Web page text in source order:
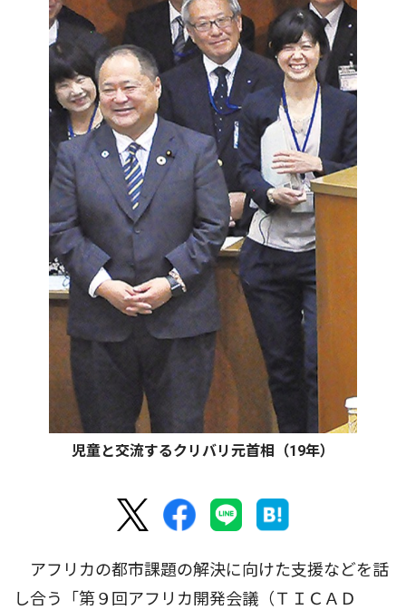
児童と交流するクリバリ元首相（19年）
アフリカの都市課題の解決に向けた支援などを話
し合う「第９回アフリカ開発会議（ＴＩＣＡＤ